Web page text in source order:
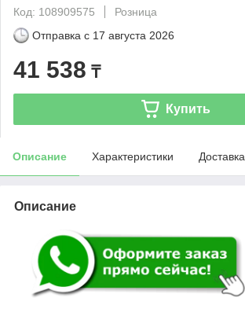
Код: 108909575
Розница
Отправка с 17 августа 2026
41 538 ₸
Купить
Описание Характеристики Доставка
Описание